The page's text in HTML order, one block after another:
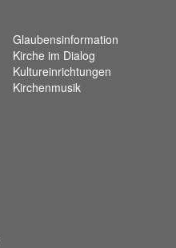
Glaubensinformation
Kirche im Dialog
Kultureinrichtungen
Kirchenmusik